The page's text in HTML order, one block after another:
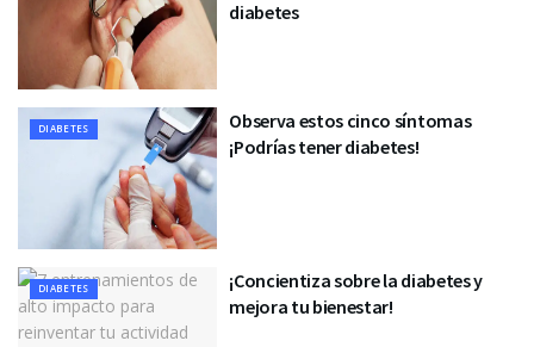
diabetes
DIABETES
Observa estos cinco síntomas
¡Podrías tener diabetes!
DIABETES
¡Concientiza sobre la diabetes y
mejora tu bienestar!